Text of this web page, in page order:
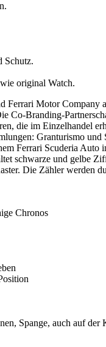
Schutz.
original Watch.
Motor Company
Co-Branding-
die im Einzelhandel
Granturismo
Ferrari Scuderia
schwarze und gelbe
Die Zähler werden
Chronos
Spange, auch auf der